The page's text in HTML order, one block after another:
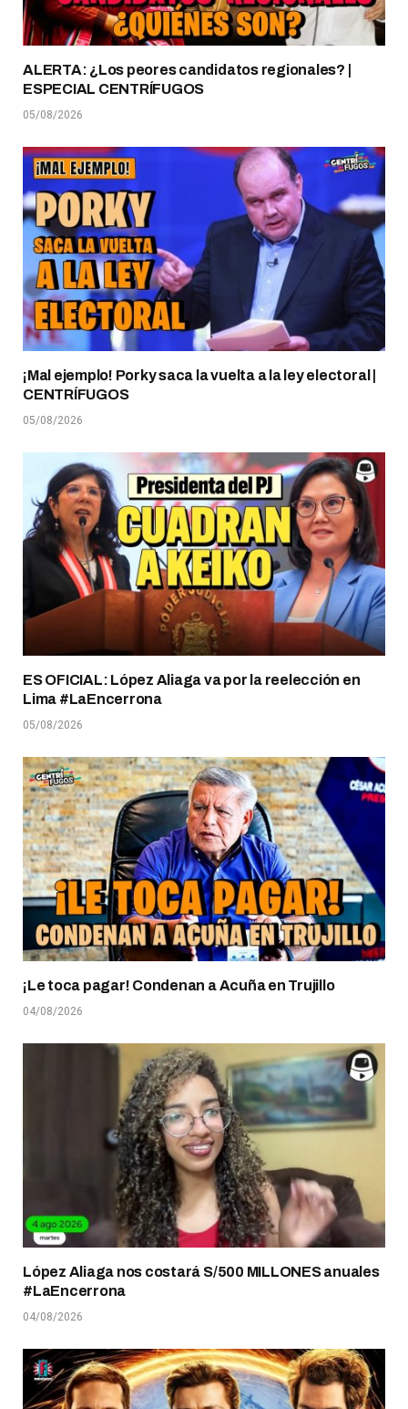
ALERTA: ¿Los peores candidatos regionales? |
ESPECIAL CENTRÍFUGOS
05/08/2026
¡Mal ejemplo! Porky saca la vuelta a la ley electoral |
CENTRÍFUGOS
05/08/2026
ES OFICIAL: López Aliaga va por la reelección en
Lima #LaEncerrona
05/08/2026
¡Le toca pagar! Condenan a Acuña en Trujillo
04/08/2026
López Aliaga nos costará S/500 MILLONES anuales
#LaEncerrona
04/08/2026